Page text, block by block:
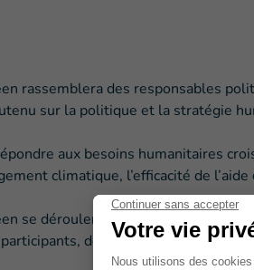
rassemblera des responsables
sur la politique et la stratégie
aux besoins humanitaires
climatique, l’efficacité de
se déroulera sous un format
donnant l’occasion à un